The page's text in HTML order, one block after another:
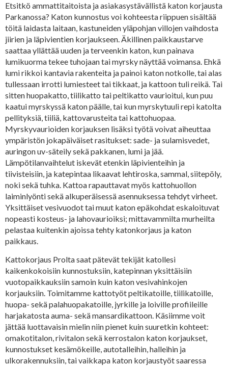
Etsitkö ammattitaitoista ja asiakasystävällistä katon korjausta
Parkanossa? Katon kunnostus voi kohteesta riippuen sisältää
töitä laidasta laitaan, kastuneiden yläpohjan villojen vaihdosta
jiirien ja läpivientien korjaukseen. Äkillinen paikkaustarve
saattaa yllättää uuden ja terveenkin katon, kun painava
lumikuorma tekee tuhojaan tai myrsky näyttää voimansa. Ehkä
lumi rikkoi kantavia rakenteita ja painoi katon notkolle, tai alas
tullessaan irrotti lumiesteet tai tikkaat, ja kattoon tuli reikä. Tai
sitten huopakatto, tiilikatto tai peltikatto vaurioitui, kun puu
kaatui myrskyssä katon päälle, tai kun myrskytuuli repi katolta
pellityksiä, tiiliä, kattovarusteita tai kattohuopaa.
Myrskyvaurioiden korjauksen lisäksi työtä voivat aiheuttaa
ympäristön jokapäiväiset rasitukset: sade- ja sulamisvedet,
auringon uv-säteily sekä pakkanen, lumi ja jää.
Lämpötilanvaihtelut iskevät etenkin läpivienteihin ja
tiivisteisiin, ja katepintaa likaavat lehtiroska, sammal, siitepöly,
noki sekä tuhka. Kattoa rapauttavat myös kattohuollon
laiminlyönti sekä alkuperäisessä asennuksessa tehdyt virheet.
Yksittäiset vesivuodot tai muut katon epäkohdat eskaloituvat
nopeasti kosteus- ja lahovaurioiksi; mittavammilta murheilta
pelastaa kuitenkin ajoissa tehty katonkorjaus ja katon
paikkaus.
Kattokorjaus Prolta saat pätevät tekijät katollesi
kaikenkokoisiin kunnostuksiin, katepinnan yksittäisiin
vuotopaikkauksiin samoin kuin katon vesivahinkojen
korjauksiin. Toimitamme kattotyöt peltikatoille, tiilikatoille,
huopa- sekä palahuopakatoille, jyrkille ja loiville profiileille
harjakatosta auma- sekä mansardikattoon. Käsiimme voit
jättää luottavaisin mielin niin pienet kuin suuretkin kohteet:
omakotitalon, rivitalon sekä kerrostalon katon korjaukset,
kunnostukset kesämökeille, autotalleihin, halleihin ja
ulkorakennuksiin, tai vaikkapa katon korjaustyöt saaressa